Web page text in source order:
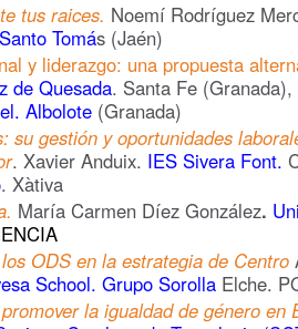
tus raices. Noemí Rodríguez
Tomás (Jaén)
y liderazgo: una propuesta
de Quesada. Santa Fe (Granada),
Albolote (Granada)
su gestión y oportunidades
. Xavier Anduix. IES Sivera Font.
. Xàtiva
María Carmen Díez González.
ODS en la estrategia de Centro
School. Grupo Sorolla Elche.
la igualdad de género en